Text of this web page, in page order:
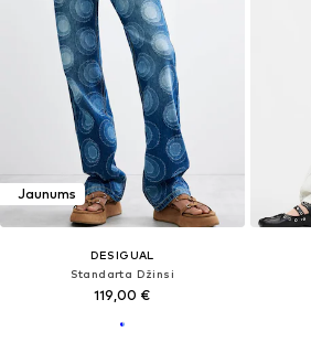
Jaunums
DESIGUAL
Standarta Džinsi
119,00 €